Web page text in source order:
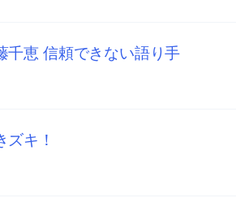
千恵 信頼できない語り手
キ！